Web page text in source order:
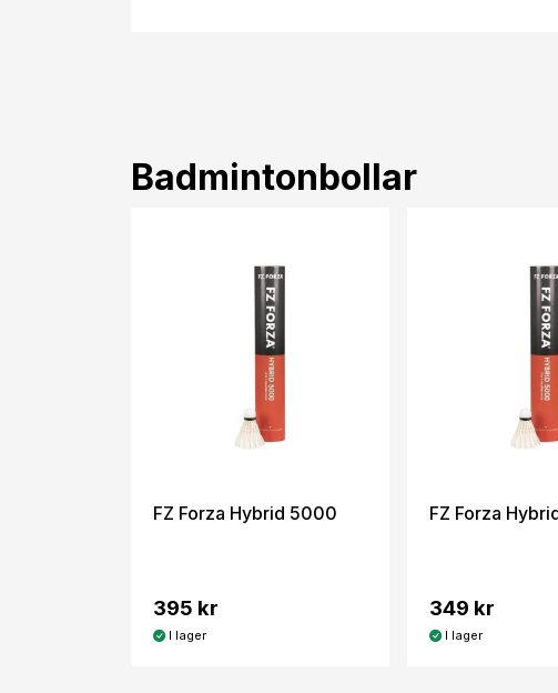
Badmintonbollar
FZ Forza Hybrid 5000
395 kr
I lager
FZ Forza
349 kr
I lager